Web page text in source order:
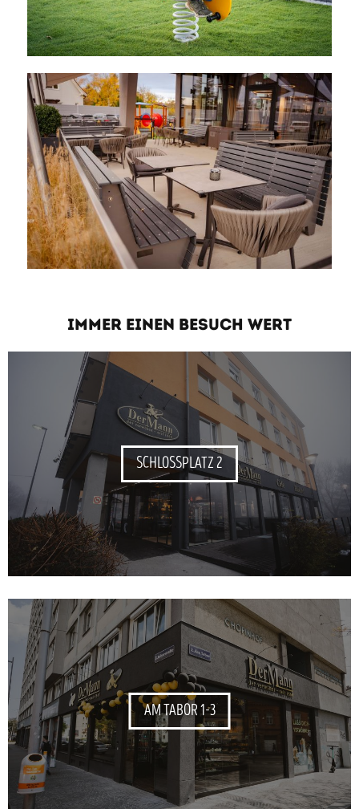
IMMER EINEN BESUCH WERT
SCHLOSSPLATZ 2
AM TABOR 1-3